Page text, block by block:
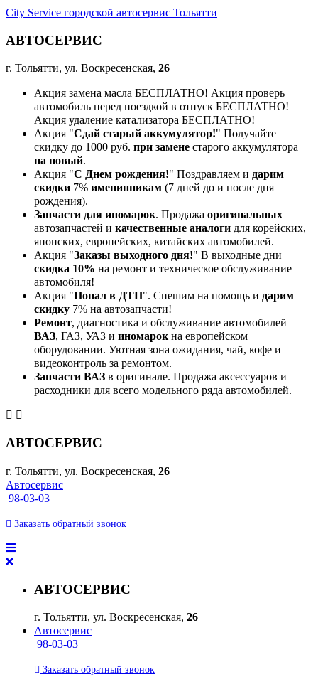
City Service городской автосервис Тольятти
АВТОСЕРВИС
г. Тольятти, ул. Воскресенская, 26
Акция замена масла БЕСПЛАТНО! Акция проверь
автомобиль перед поездкой в отпуск БЕСПЛАТНО!
Акция удаление катализатора БЕСПЛАТНО!
Акция "Сдай старый аккумулятор!" Получайте
скидку до 1000 руб. при замене старого аккумулятора
на новый.
Акция "С Днем рождения!" Поздравляем и дарим
скидки 7% именинникам (7 дней до и после дня
рождения).
Запчасти для иномарок. Продажа оригинальных
автозапчастей и качественные аналоги для корейских,
японских, европейских, китайских автомобилей.
Акция "Заказы выходного дня!" В выходные дни
скидка 10% на ремонт и техническое обслуживание
автомобиля!
Акция "Попал в ДТП". Спешим на помощь и дарим
скидку 7% на автозапчасти!
Ремонт, диагностика и обслуживание автомобилей
ВАЗ, ГАЗ, УАЗ и иномарокна европейском
оборудовании. Уютная зона ожидания, чай, кофе и
видеоконтроль за ремонтом.
Запчасти ВАЗ в оригинале. Продажа аксессуаров и
расходники для всего модельного ряда автомобилей.
АВТОСЕРВИС
г. Тольятти, ул. Воскресенская, 26
Автосервис
98-03-03
Заказать обратный звонок
АВТОСЕРВИС
г. Тольятти, ул. Воскресенская, 26
Автосервис
98-03-03
Заказать обратный звонок